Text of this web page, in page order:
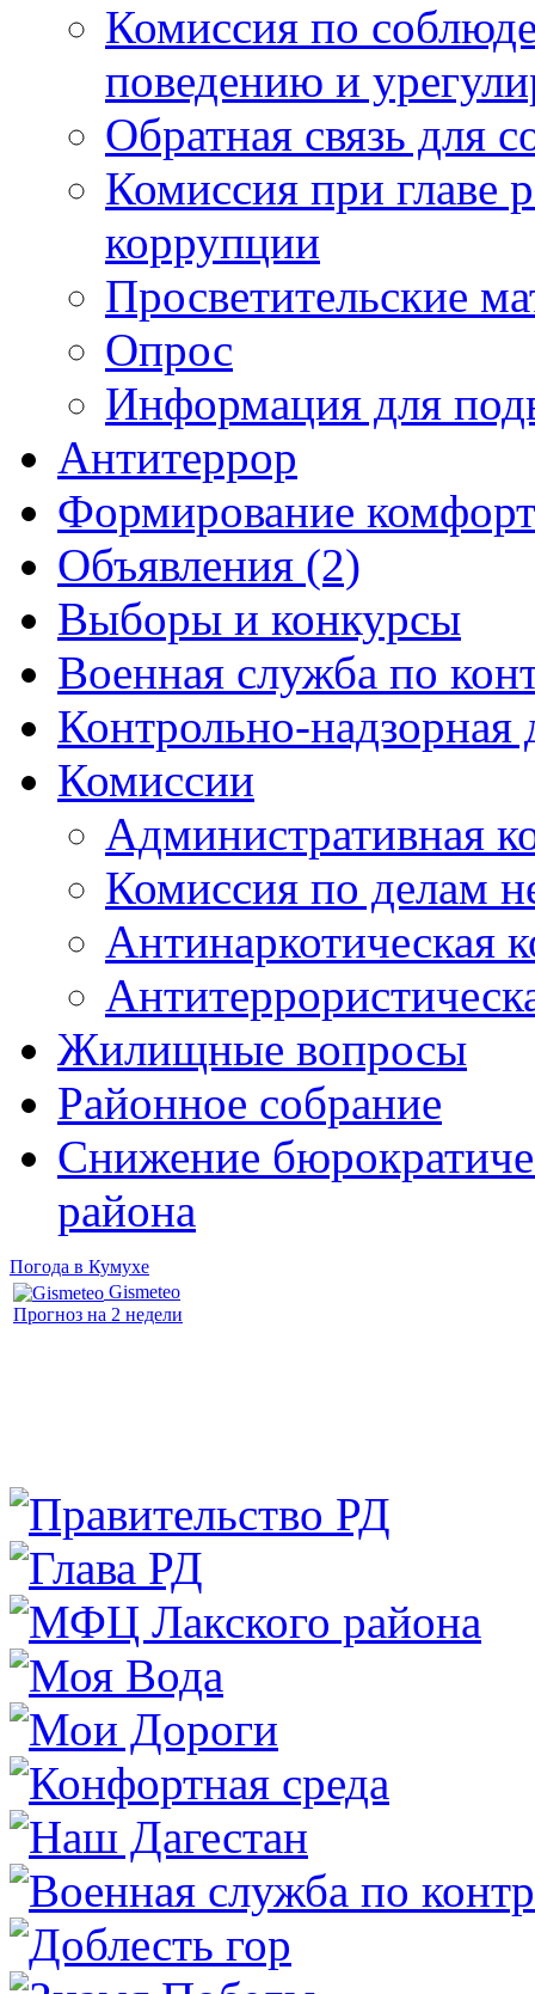
Комиссия по
поведению и
Обратная связь для
Комиссия при главе
коррупции
Просветительские
Опрос
Информация для
Антитеррор
Формирование
Объявления (2)
Выборы и конкурсы
Военная служба по
Контрольно-надзорная
Комиссии
Административная
Комиссия по делам
Антинаркотическая
Жилищные вопросы
Районное собрание
Снижение
района
Погода в Кумухе
Gismeteo
Прогноз на 2 недели